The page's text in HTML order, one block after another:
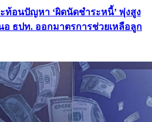
ท้อนปัญหา ‘ผิดนัดชำระหนี้’ พุ่งสูง
อ ธปท. ออกมาตรการช่วยเหลือลูก